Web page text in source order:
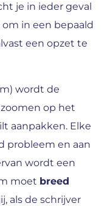
je in ieder geval
in een bepaald
een opzet te
wordt de
op het
aanpakken. Elke
probleem en aan
wordt een
moet breed
als de schrijver